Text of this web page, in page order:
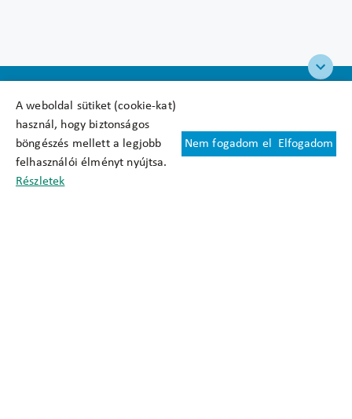
A weboldal sütiket (cookie-kat)
használ, hogy biztonságos
böngészés mellett a legjobb
felhasználói élményt nyújtsa.
Részletek
Nem fogadom el Elfogadom
Felhasználási feltételek